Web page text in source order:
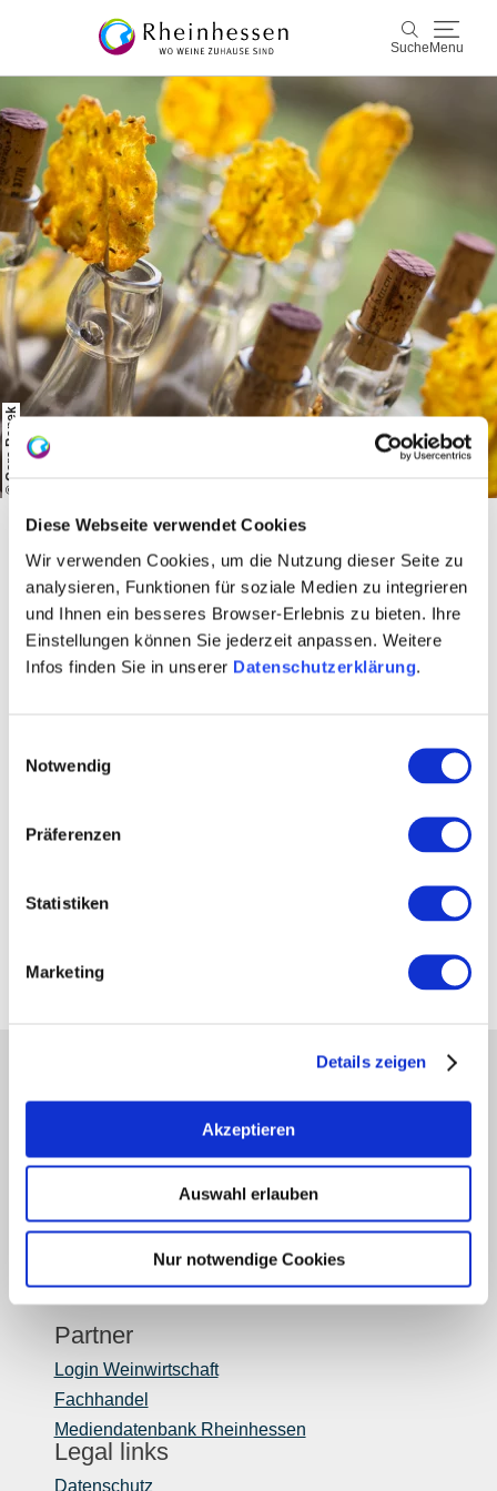
Diese Webseite verwendet Cookies
Wir verwenden Cookies, um die Nutzung dieser Seite zu
analysieren, Funktionen für soziale Medien zu integrieren
und Ihnen ein besseres Browser-Erlebnis zu bieten. Ihre
Einstellungen können Sie jederzeit anpassen. Weitere
Infos finden Sie in unserer Datenschutzerklärung.
Notwendig
Präferenzen
Statistiken
Marketing
Details zeigen
Akzeptieren
Auswahl erlauben
Nur notwendige Cookies
Suche Menu
Wein & Genuss
Aktiv & Natur
Kultur & Städte
Veranstaltungen
Buchung & Service
ShopRheinhessen-Blog Karte
© Cora Banek
Rheinhessische
Klassiker neu
interpretiert
Hähnchenbrust auf frühlingshaftem Salat mit Erbsen
und weißem Spargel – na, klingt das nicht lecker und
Rheinhessisch genießen, das kannst du auch zuhause!
Rheinhessens selbst zubereiten und auch zu Hause
ausprobieren. Einfach die richtigen Zutaten und den
passenden Wein besorgen und los geht’s!
Sie benötigen weitere Informationen? Wir helfen
Ihnen gerne weiter!
Mo-Do: 08:00 - 17:00
Fr: 08:00 - 13:00
Oder einfach per E-Mail
hallo@rheinhessenwein.de
Partner
Login Weinwirtschaft
Fachhandel
Mediendatenbank Rheinhessen
Legal links
Datenschutz